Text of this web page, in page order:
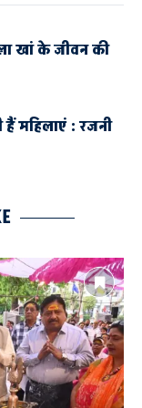
होकर पलटी
घायल
खां के जीवन की
हैं महिलाएं : रजनी